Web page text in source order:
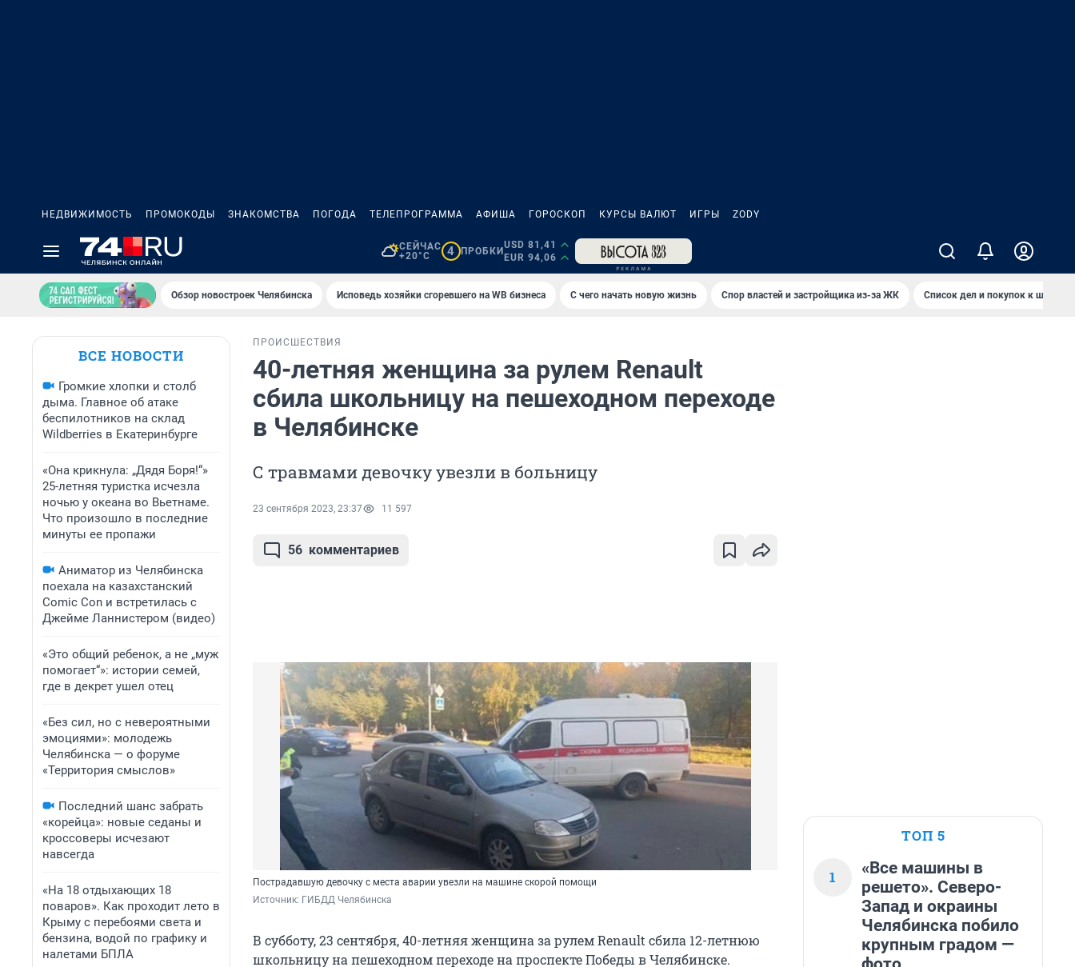
НЕДВИЖИМОСТЬ ПРОМОКОДЫ ЗНАКОМСТВА ПОГОДА ТЕЛЕПРОГРАММА АФИША ГОРОСКОП КУРСЫ ВАЛЮТ ИГРЫ ZODY
СЕЙЧАС
+20°C
4 ПРОБКИ
USD 81,41
EUR 94,06
Обзор новостроек Челябинска Исповедь хозяйки сгоревшего на WB бизнеса С чего начать новую жизнь Спор властей и застройщика из-за ЖК Список дел и покупок к школе
ВСЕ НОВОСТИ
Громкие хлопки и столб
дыма. Главное об атаке
беспилотников на склад
Wildberries в Екатеринбурге
«Она крикнула: „Дядя Боря!“»
25-летняя туристка исчезла
ночью у океана во Вьетнаме.
Что произошло в последние
минуты ее пропажи
Аниматор из Челябинска
поехала на казахстанский
Comic Con и встретилась с
Джейме Ланнистером (видео)
«Это общий ребенок, а не „муж
помогает“»: истории семей,
где в декрет ушел отец
«Без сил, но с невероятными
эмоциями»: молодежь
Челябинска — о форуме
«Территория смыслов»
Последний шанс забрать
«корейца»: новые седаны и
кроссоверы исчезают
навсегда
«На 18 отдыхающих 18
поваров». Как проходит лето в
Крыму с перебоями света и
бензина, водой по графику и
налетами БПЛА
ПРОИСШЕСТВИЯ
40-летняя женщина за рулем Renault
сбила школьницу на пешеходном переходе
в Челябинске
С травмами девочку увезли в больницу
23 сентября 2023, 23:37 11 597
56 комментариев
Пострадавшую девочку с места аварии увезли на машине скорой помощи
Источник: ГИБДД Челябинска
В субботу, 23 сентября, 40-летняя женщина за рулем Renault сбила 12-летнюю
школьницу на пешеходном переходе на проспекте Победы в Челябинске.
ТОП 5
1
«Все машины в
решето». Северо-
Запад и окраины
Челябинска побило
крупным градом —